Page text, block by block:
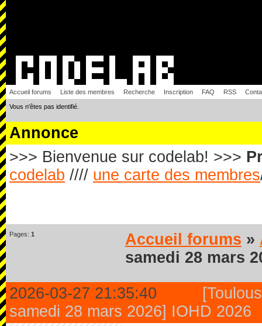
Accueil forums Liste des membres Recherche Inscription FAQ RSS
Vous n'êtes pas identifié.
Annonce
>>> Bienvenue sur codelab! >>>
codelab //// une carte des membres
Pages: 1 Accueil forums »
samedi 28 mars
2026-03-27 21:35:40
samedi 28 mars 2026] IOHD 2026